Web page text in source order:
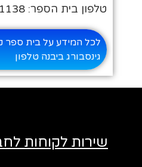
טלפון בית הספר: 08-9421138
לכל המידע על בית ספר
גינסבורג ביבנה טלפון
שירות לקוחות